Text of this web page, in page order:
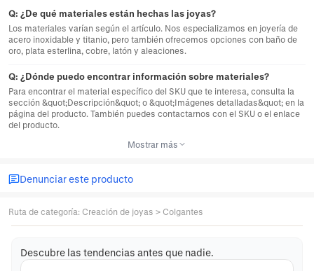
Q: ¿De qué materiales están hechas las joyas?
Los materiales varían según el artículo. Nos especializamos en joyería de
acero inoxidable y titanio, pero también ofrecemos opciones con baño de
oro, plata esterlina, cobre, latón y aleaciones.
Q: ¿Dónde puedo encontrar información sobre materiales?
Para encontrar el material específico del SKU que te interesa, consulta la
sección &quot;Descripción&quot; o &quot;Imágenes detalladas&quot; en la
página del producto. También puedes contactarnos con el SKU o el enlace
del producto.
Mostrar más
Denunciar este producto
Ruta de categoría: Creación de joyas > Colgantes
Descubre las tendencias antes que nadie.